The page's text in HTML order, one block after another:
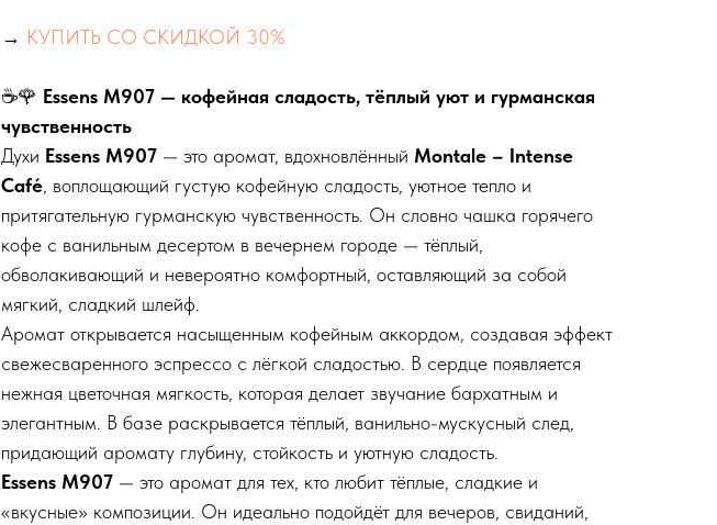
→ КУПИТЬ СО СКИДКОЙ 30%
☕🌹 Essens M907 — кофейная сладость, тёплый уют и гурманская
чувственность
Духи Essens M907 — это аромат, вдохновлённый Montale – Intense
Café, воплощающий густую кофейную сладость, уютное тепло и
притягательную гурманскую чувственность. Он словно чашка горячего
кофе с ванильным десертом в вечернем городе — тёплый,
обволакивающий и невероятно комфортный, оставляющий за собой
мягкий, сладкий шлейф.
Аромат открывается насыщенным кофейным аккордом, создавая эффект
свежесваренного эспрессо с лёгкой сладостью. В сердце появляется
нежная цветочная мягкость, которая делает звучание бархатным и
элегантным. В базе раскрывается тёплый, ванильно-мускусный след,
придающий аромату глубину, стойкость и уютную сладость.
Essens M907 — это аромат для тех, кто любит тёплые, сладкие и
«вкусные» композиции. Он идеально подойдёт для вечеров, свиданий,